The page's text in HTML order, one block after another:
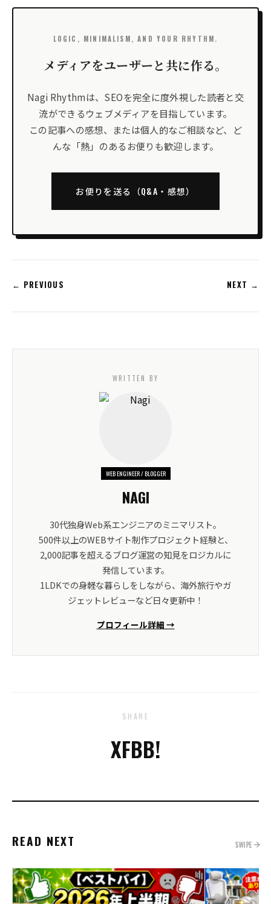
LOGIC, MINIMALISM, AND YOUR RHYTHM.
メディアをユーザーと共に作る。
Nagi Rhythmは、SEOを完全に度外視した読者と交
流ができるウェブメディアを目指しています。
この記事への感想、または個人的なご相談など、ど
んな「熱」のあるお便りも歓迎します。
お便りを送る（Q&A・感想）
← PREVIOUS NEXT →
WRITTEN BY
WEB ENGINEER / BLOGGER
NAGI
30代独身Web系エンジニアのミニマリスト。
500件以上のWEBサイト制作プロジェクト経験と、
2,000記事を超えるブログ運営の知見をロジカルに
発信しています。
1LDKでの身軽な暮らしをしながら、海外旅行やガ
ジェットレビューなど日々更新中！
プロフィール詳細 →
SHARE
XFBB!
READ NEXT SWIPE